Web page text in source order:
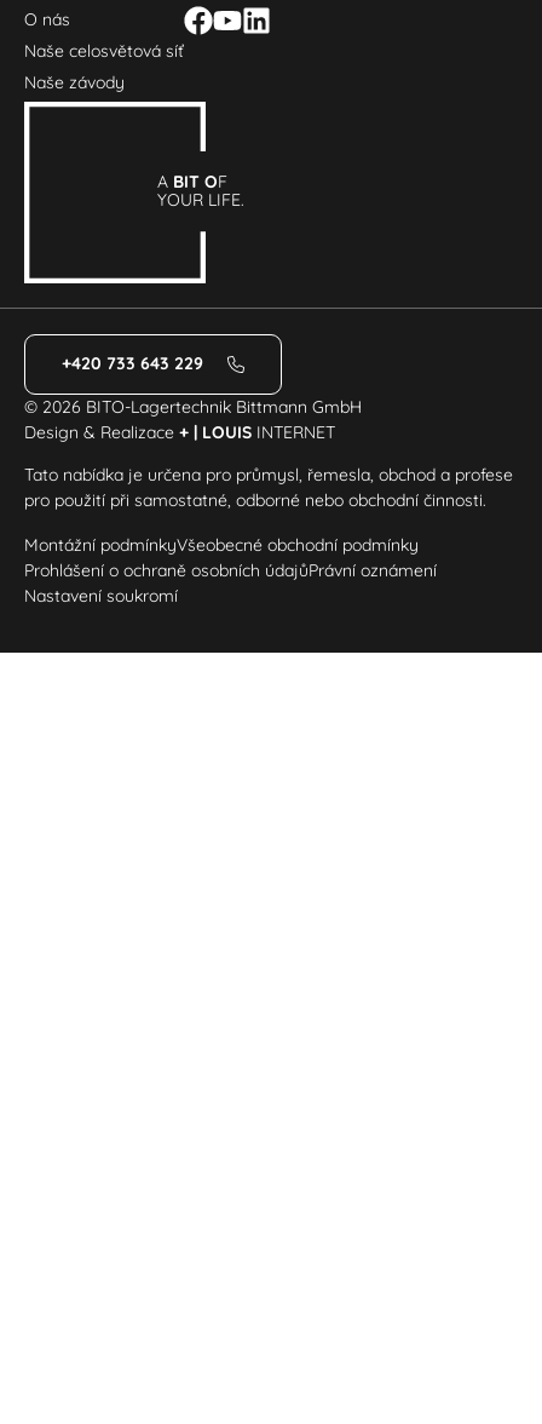
O nás
Naše celosvětová síť
Naše závody
A BIT OF
YOUR LIFE.
+420 733 643 229
© 2026 BITO-Lagertechnik Bittmann GmbH
Design & Realizace+ | LOUIS INTERNET
Tato nabídka je určena pro průmysl, řemesla, obchod a profese
pro použití při samostatné, odborné nebo obchodní činnosti.
Montážní podmínkyVšeobecné obchodní podmínky
Prohlášení o ochraně osobních údajůPrávní oznámení
Nastavení soukromí